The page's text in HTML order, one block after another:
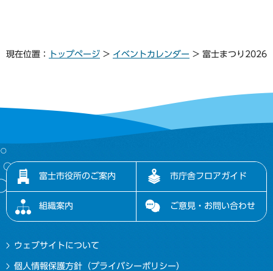
現在位置： トップページ > イベントカレンダー > 富士まつり2026
富士市役所のご案内 市庁舎フロアガイド
組織案内 ご意見・お問い合わせ
ウェブサイトについて
個人情報保護方針（プライバシーポリシー）